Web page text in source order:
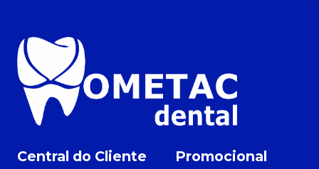
Central do Cliente Promocional